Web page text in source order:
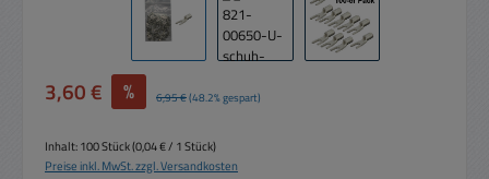
Verkaufspreis:
3,60 € % Regulärer Preis:
6,95 €(48.2% gespart)
Inhalt:100 Stück(0,04 € / 1 Stück)
Preise inkl. MwSt. zzgl. Versandkosten